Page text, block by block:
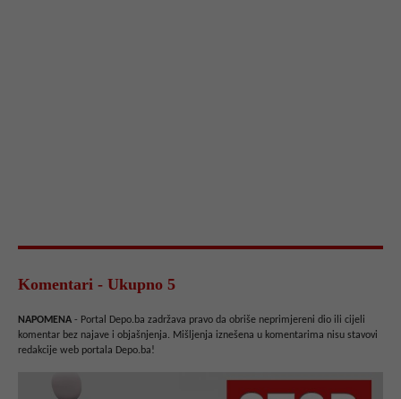
Komentari - Ukupno 5
NAPOMENA - Portal Depo.ba zadržava pravo da obriše neprimjereni dio ili cijeli
komentar bez najave i objašnjenja. Mišljenja iznešena u komentarima nisu stavovi
redakcije web portala Depo.ba!